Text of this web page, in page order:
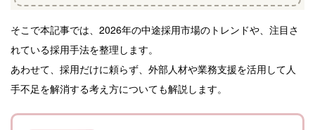
そこで本記事では、2026年の中途採用市場のトレンドや、注目さ
れている採用手法を整理します。
あわせて、採用だけに頼らず、外部人材や業務支援を活用して人
手不足を解消する考え方についても解説します。